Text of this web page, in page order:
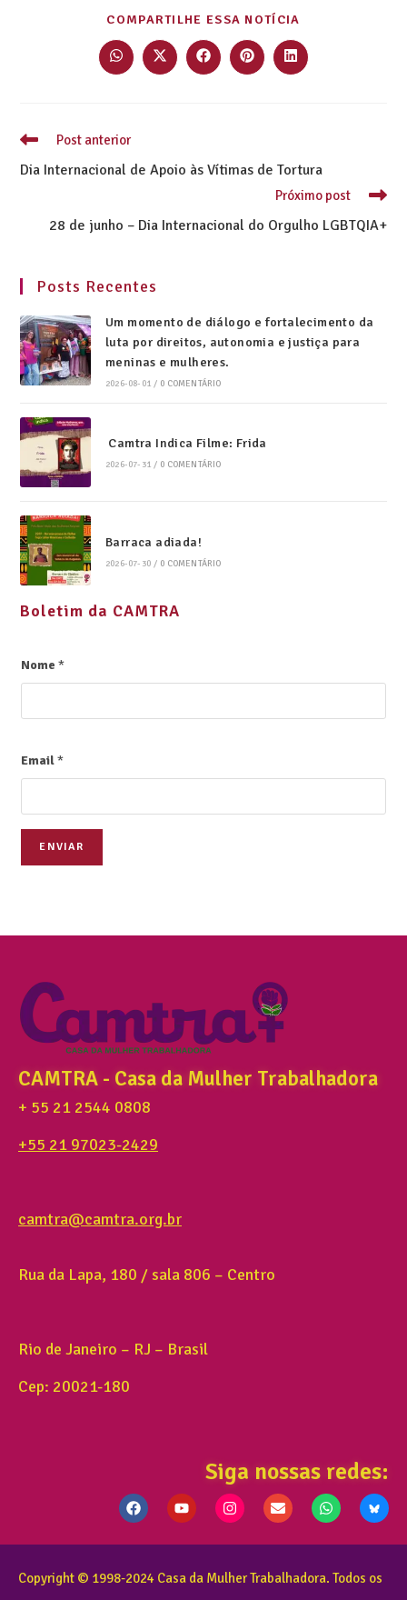
COMPARTILHE ESSA NOTÍCIA
Post anterior
Dia Internacional de Apoio às Vítimas de Tortura
Próximo post
28 de junho – Dia Internacional do Orgulho LGBTQIA+
Posts Recentes
Um momento de diálogo e fortalecimento da
luta por direitos, autonomia e justiça para
meninas e mulheres.
2026-08-01 / 0 COMENTÁRIO
Camtra Indica Filme: Frida
2026-07-31 / 0 COMENTÁRIO
Barraca adiada!
2026-07-30 / 0 COMENTÁRIO
Boletim da CAMTRA
Nome*
Email*
ENVIAR
CAMTRA - Casa da Mulher Trabalhadora
+ 55 21 2544 0808
+55 21 97023-2429
camtra@camtra.org.br
Rua da Lapa, 180 / sala 806 – Centro
Rio de Janeiro – RJ – Brasil
Cep: 20021-180
Siga nossas redes:
Copyright © 1998-2024 Casa da Mulher Trabalhadora. Todos os